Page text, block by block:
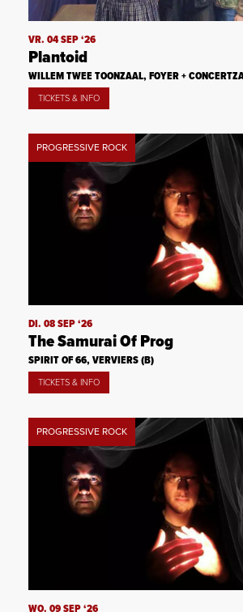
VR. 04 SEP ‘26
Plantoid
WILLEM TWEE TOONZAAL, FOYER +
TICKETS & INFO
PROGRESSIVE ROCK
DI. 08 SEP ‘26
The Samurai Of Prog
SPIRIT OF 66, VERVIERS (B)
TICKETS & INFO
PROGRESSIVE ROCK
WO. 09 SEP ‘26